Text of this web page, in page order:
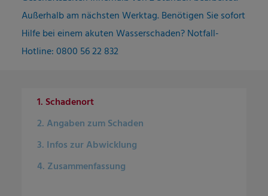
Außerhalb am nächsten Werktag. Benötigen Sie sofort
Hilfe bei einem akuten Wasserschaden? Notfall-
Hotline: 0800 56 22 832
1. Schadenort
2. Angaben zum Schaden
3. Infos zur Abwicklung
4. Zusammenfassung